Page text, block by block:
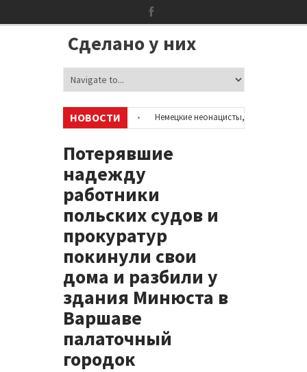
Сделано у них
НОВОСТИ
аккаунтах в соцсетях •
Немецкие неонацисты, летевшие на
Сотни бездомных мигрантов оккупировали аэропорт в Париже
Потерявшие
надежду
работники
польских судов и
прокуратур
покинули свои
дома и разбили у
здания Минюста в
Варшаве
палаточный
городок